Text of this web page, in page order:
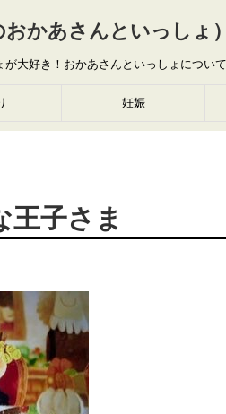
かあさんといっしょ）
大好き！おかあさんといっしょについ
妊娠
王子さま